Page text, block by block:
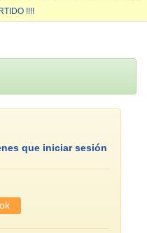
!!!!
que iniciar sesión